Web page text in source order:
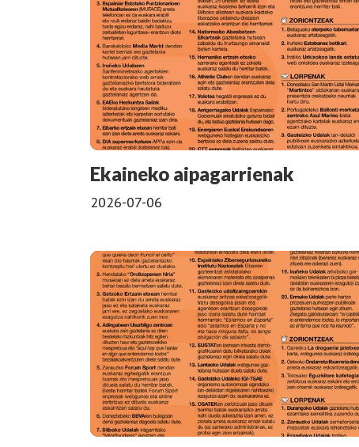
Ekaineko aipagarrienak
2026-07-06